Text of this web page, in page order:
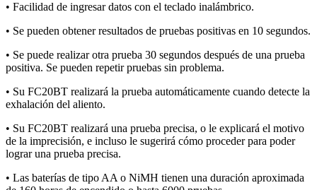
• Facilidad de ingresar datos con el teclado inalámbrico.
• Se pueden obtener resultados de pruebas positivas en 10 segundos.
• Se puede realizar otra prueba 30 segundos después de una prueba
positiva. Se pueden repetir pruebas sin problema.
• Su FC20BT realizará la prueba automáticamente cuando detecte la
exhalación del aliento.
• Su FC20BT realizará una prueba precisa, o le explicará el motivo
de la imprecisión, e incluso le sugerirá cómo proceder para poder
lograr una prueba precisa.
• Las baterías de tipo AA o NiMH tienen una duración aproximada